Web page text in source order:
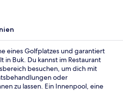
eines Golfplatzes und garantiert
Buk. Du kannst im Restaurant
besuchen, um dich mit
oder
zu lassen. Ein Innenpool, eine